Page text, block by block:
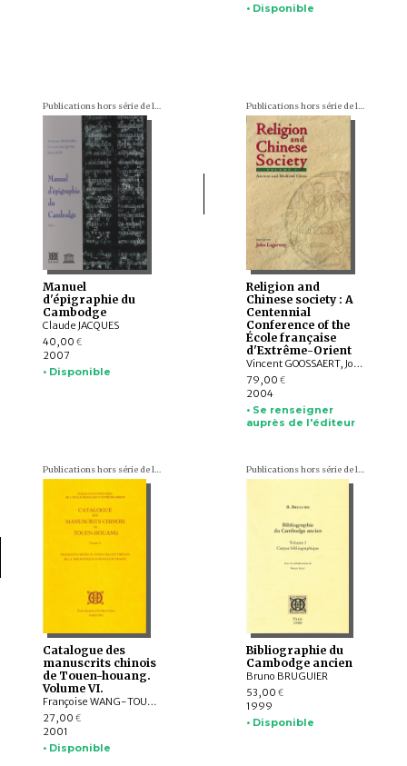
• Disponible
Publications hors série de l'École française d'Extrême-Orient
Manuel
d'épigraphie du
Cambodge
Claude JACQUES
40,00 €
2007
• Disponible
Publications hors série de l'École française d'Extrême-Orient
Religion and
Chinese society : A
Centennial
Conference of the
École française
d'Extrême-Orient
Vincent GOOSSAERT, John LAGERWEY
79,00 €
2004
• Se renseigner
auprès de l'éditeur
Publications hors série de l'École française d'Extrême-Orient
Catalogue des
manuscrits chinois
de Touen-houang.
Volume VI.
Françoise WANG-TOUTAIN
27,00 €
2001
• Disponible
Publications hors série de l'École française d'Extrême-Orient
Bibliographie du
Cambodge ancien
Bruno BRUGUIER
53,00 €
1999
• Disponible